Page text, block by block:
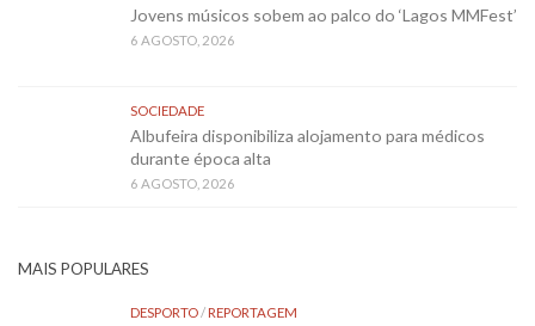
Jovens músicos sobem ao palco do ‘Lagos MMFest’
6 AGOSTO, 2026
SOCIEDADE
Albufeira disponibiliza alojamento para médicos
durante época alta
6 AGOSTO, 2026
MAIS POPULARES
DESPORTO/REPORTAGEM